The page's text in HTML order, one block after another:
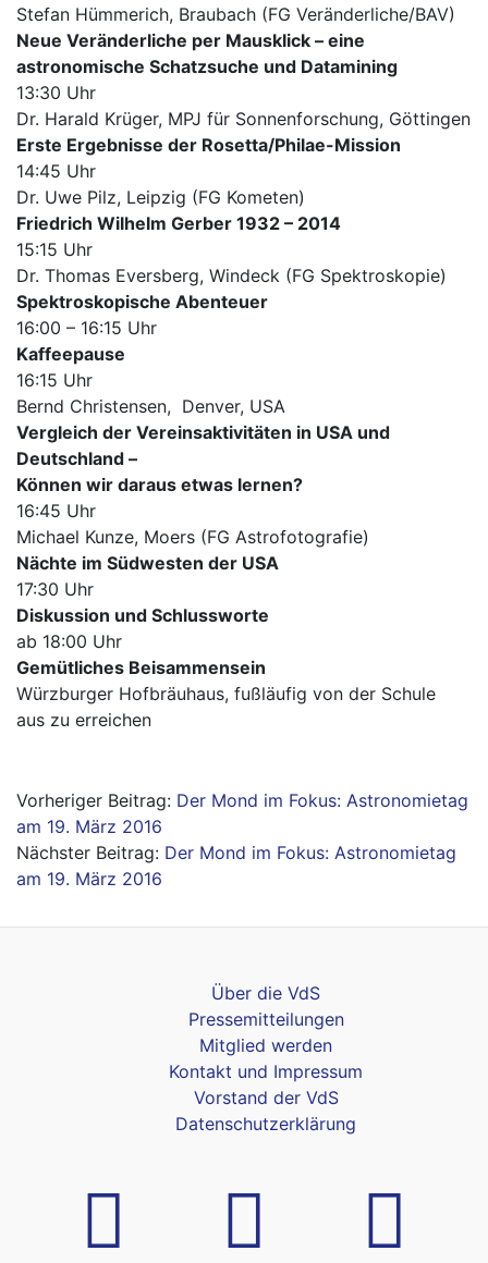
Stefan Hümmerich, Braubach (FG Veränderliche/BAV)
Neue Veränderliche per Mausklick – eine
astronomische Schatzsuche und Datamining
13:30 Uhr
Dr. Harald Krüger, MPJ für Sonnenforschung, Göttingen
Erste Ergebnisse der Rosetta/Philae-Mission
14:45 Uhr
Dr. Uwe Pilz, Leipzig (FG Kometen)
Friedrich Wilhelm Gerber 1932 – 2014
15:15 Uhr
Dr. Thomas Eversberg, Windeck (FG Spektroskopie)
Spektroskopische Abenteuer
16:00 – 16:15 Uhr
Kaffeepause
16:15 Uhr
Bernd Christensen, Denver, USA
Vergleich der Vereinsaktivitäten in USA und
Deutschland –
Können wir daraus etwas lernen?
16:45 Uhr
Michael Kunze, Moers (FG Astrofotografie)
Nächte im Südwesten der USA
17:30 Uhr
Diskussion und Schlussworte
ab 18:00 Uhr
Gemütliches Beisammensein
Würzburger Hofbräuhaus, fußläufig von der Schule
aus zu erreichen
BeitragsnavigationDer Mond im Fokus: Astronomietag
am 19. März 2016
Der Mond im Fokus: Astronomietag
am 19. März 2016
Über die VdS
Pressemitteilungen
Mitglied werden
Kontakt und Impressum
Vorstand der VdS
Datenschutzerklärung